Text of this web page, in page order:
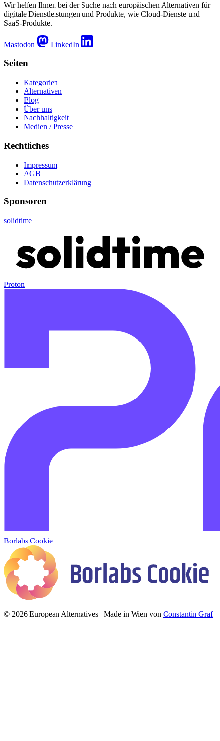
Wir helfen Ihnen bei der Suche nach europäischen Alternativen für
digitale Dienstleistungen und Produkte, wie Cloud-Dienste und
SaaS-Produkte.
Mastodon LinkedIn
Seiten
Kategorien
Alternativen
Blog
Über uns
Nachhaltigkeit
Medien / Presse
Rechtliches
Impressum
AGB
Datenschutzerklärung
Sponsoren
solidtime
Proton
Borlabs Cookie
© 2026 European Alternatives | Made in Wien von Constantin Graf